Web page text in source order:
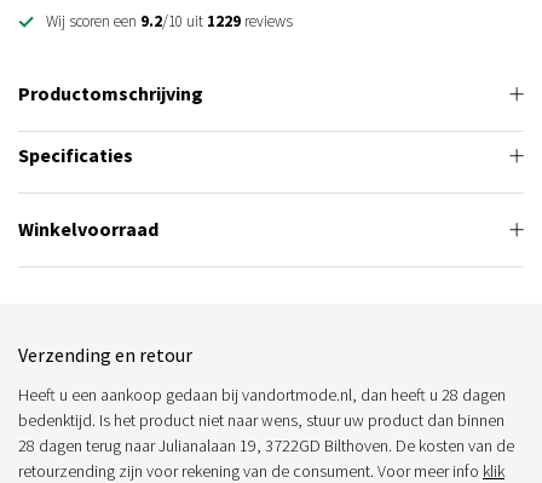
Wij scoren een 9.2/10 uit 1229 reviews
Productomschrijving
Specificaties
Winkelvoorraad
Verzending en retour
Heeft u een aankoop gedaan bij vandortmode.nl, dan heeft u 28 dagen
bedenktijd. Is het product niet naar wens, stuur uw product dan binnen
28 dagen terug naar Julianalaan 19, 3722GD Bilthoven. De kosten van de
retourzending zijn voor rekening van de consument. Voor meer info klik